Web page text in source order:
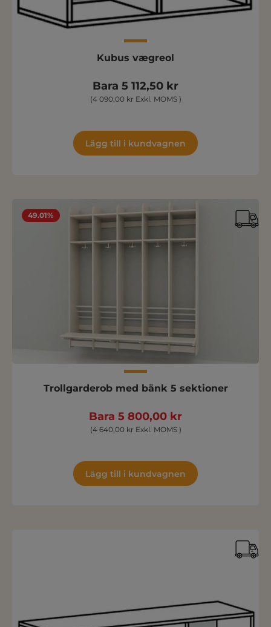
Kubus vægreol
Bara 5 112,50 kr
(4 090,00 kr Exkl. MOMS )
Lägg till i kundvagnen
49.01%
Trollgarderob med bänk 5 sektioner
Bara 5 800,00 kr
(4 640,00 kr Exkl. MOMS )
Lägg till i kundvagnen